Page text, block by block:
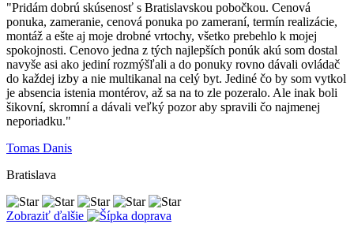
"Pridám dobrú skúsenosť s Bratislavskou pobočkou. Cenová
ponuka, zameranie, cenová ponuka po zameraní, termín realizácie,
montáž a ešte aj moje drobné vrtochy, všetko prebehlo k mojej
spokojnosti. Cenovo jedna z tých najlepších ponúk akú som dostal
navyše asi ako jediní rozmýšľali a do ponuky rovno dávali ovládač
do každej izby a nie multikanal na celý byt. Jediné čo by som vytkol
je absencia istenia montérov, až sa na to zle pozeralo. Ale inak boli
šikovní, skromní a dávali veľký pozor aby spravili čo najmenej
neporiadku."
Tomas Danis
Bratislava
Zobraziť ďalšie